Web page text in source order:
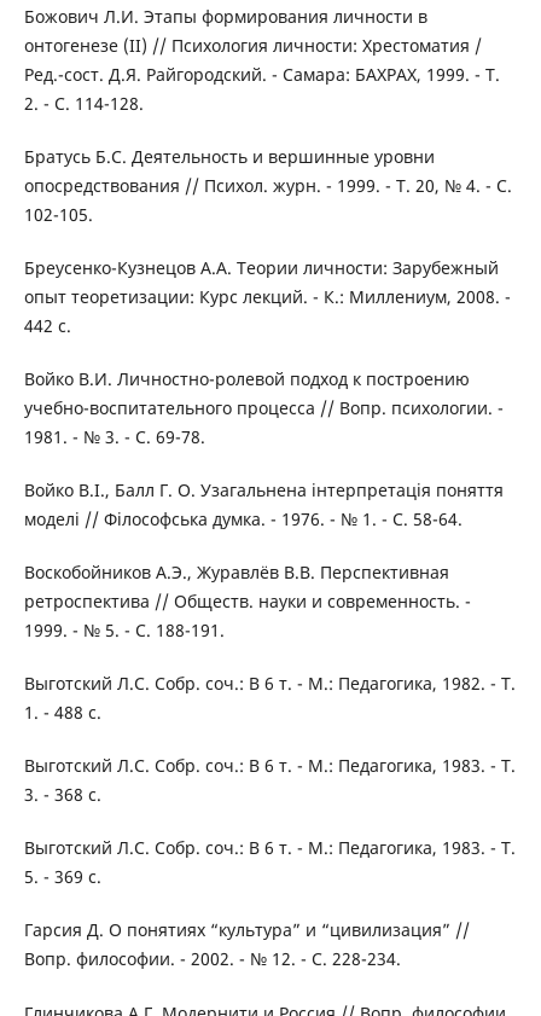
Божович Л.И. Этапы формирования личности в
онтогенезе (ІІ) // Психология личности: Хрестоматия /
Ред.-сост. Д.Я. Райгородский. - Самара: БАХРАХ, 1999. - Т.
2. - С. 114-128.
Братусь Б.С. Деятельность и вершинные уровни
опосредствования // Психол. журн. - 1999. - Т. 20, № 4. - С.
102-105.
Бреусенко-Кузнецов А.А. Теории личности: Зарубежный
опыт теоретизации: Курс лекций. - К.: Миллениум, 2008. -
442 с.
Войко В.И. Личностно-ролевой подход к построению
учебно-воспитательного процесса // Вопр. психологии. -
1981. - № 3. - С. 69-78.
Войко В.І., Балл Г. О. Узагальнена інтерпретація поняття
моделі // Філософська думка. - 1976. - № 1. - С. 58-64.
Воскобойников А.Э., Журавлёв В.В. Перспективная
ретроспектива // Обществ. науки и современность. -
1999. - № 5. - С. 188-191.
Выготский Л.С. Собр. соч.: В 6 т. - М.: Педагогика, 1982. - Т.
1. - 488 с.
Выготский Л.С. Собр. соч.: В 6 т. - М.: Педагогика, 1983. - Т.
3. - 368 с.
Выготский Л.С. Собр. соч.: В 6 т. - М.: Педагогика, 1983. - Т.
5. - 369 с.
Гарсия Д. О понятиях “культура” и “цивилизация” //
Вопр. философии. - 2002. - № 12. - С. 228-234.